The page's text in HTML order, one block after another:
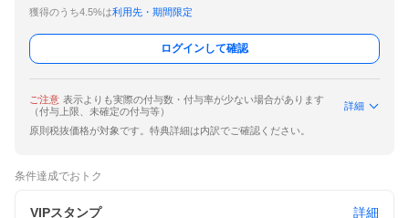
獲得のうち4.5%は利用先・期間限定
ログインして確認
ご注意 表示よりも実際の付与数・付与率が少ない場合があります
（付与上限、未確定の付与等）
詳細
原則税抜価格が対象です。特典詳細は内訳でご確認ください。
条件達成でおトク
VIPスタンプ
詳細